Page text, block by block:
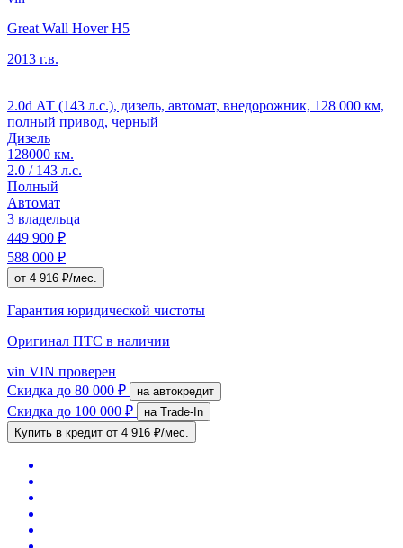
Great Wall Hover H5
2013 г.в.
2.0d АТ (143 л.с.), дизель, автомат, внедорожник, 128 000 км,
полный привод, черный
Дизель
128000 км.
2.0 / 143 л.с.
Полный
Автомат
3 владельца
449 900 ₽
588 000 ₽
от 4 916 ₽/мес.
Гарантия юридической чистоты
Оригинал ПТС в наличии
vin VIN проверен
Скидка до 80 000 ₽ на автокредит
Скидка до 100 000 ₽
на Trade-In
Купить в кредит от 4 916 ₽/мес.